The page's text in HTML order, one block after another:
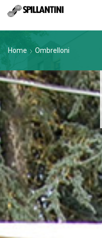
Home Ombrelloni